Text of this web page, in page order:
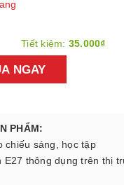
Tiết kiệm: 35.000₫
NGAY
PHẨM:
chiếu sáng, học tập
E27 thông dụng trên thị